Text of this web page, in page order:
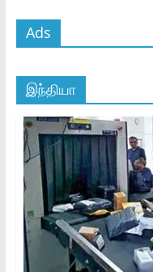
Ads
இந்தியா